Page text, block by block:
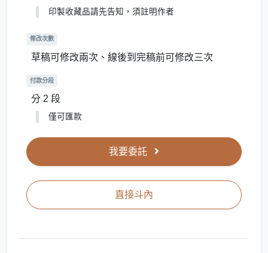
印製收藏品請先告知，須註明作者
修改次數
草稿可修改兩次、線後到完稿前可修改三次
付款分段
分 2 段
僅可匯款
我要委託
直接斗內